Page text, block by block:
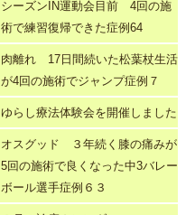
シーズンIN運動会目前 4回の施
術で練習復帰できた症例64
肉離れ 17日間続いた松葉杖生活
が4回の施術でジャンプ症例７
ゆらし療法体験会を開催しました
オスグッド ３年続く膝の痛みが
5回の施術で良くなった中3バレー
ボール選手症例６３